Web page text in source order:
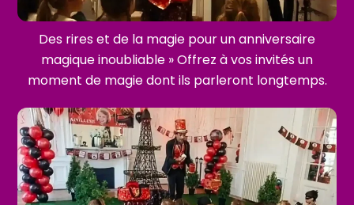
Des rires et de la magie pour un anniversaire
magique inoubliable » Offrez à vos invités un
moment de magie dont ils parleront longtemps.